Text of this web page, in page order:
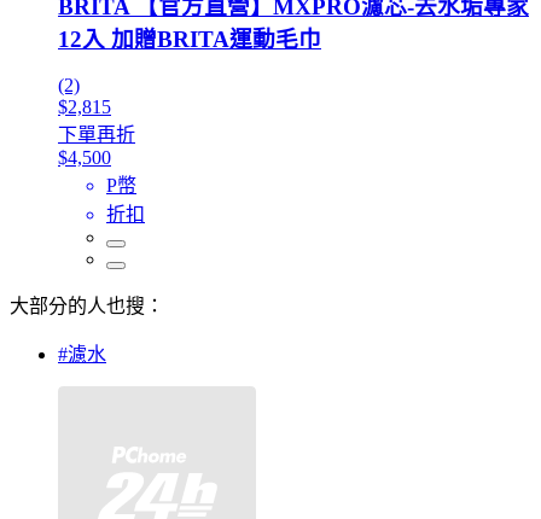
BRITA 【官方直營】MXPRO濾芯-去水垢專家
12入 加贈BRITA運動毛巾
(2)
$2,815
下單再折
$4,500
P幣
折扣
大部分的人也搜：
#濾水